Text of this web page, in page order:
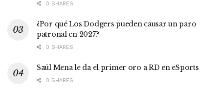
0 SHARES
¿Por qué Los Dodgers pueden causar un paro
patronal en 2027?
0 SHARES
Saúl Mena le da el primer oro a RD en eSports
0 SHARES